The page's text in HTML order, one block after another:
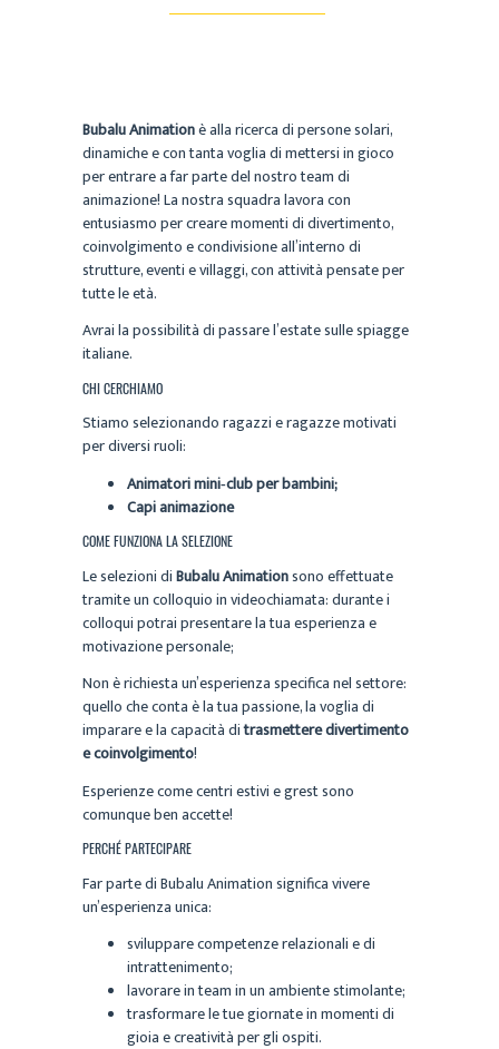
Bubalu Animationè alla ricerca di persone solari,
dinamiche e con tanta voglia di mettersi in gioco
per entrare a far parte del nostro team di
animazione! La nostra squadra lavora con
entusiasmo per creare momenti di divertimento,
coinvolgimento e condivisione all’interno di
strutture, eventi e villaggi, con attività pensate per
tutte le età.
Avrai la possibilità di passare l’estate sulle spiagge
italiane.
CHI CERCHIAMO
Stiamo selezionando ragazzi e ragazze motivati
per diversi ruoli:
Animatori mini‑club per bambini;
Capi animazione
COME FUNZIONA LA SELEZIONE
Le selezioni diBubalu Animationsono effettuate
tramite un colloquio in videochiamata: durante i
colloqui potrai presentare la tua esperienza e
motivazione personale;
Non è richiesta un’esperienza specifica nel settore:
quello che conta è la tua passione, la voglia di
imparare e la capacità ditrasmettere divertimento
e coinvolgimento!
Esperienze come centri estivi e grest sono
comunque ben accette!
PERCHÉ PARTECIPARE
Far parte di Bubalu Animation significa vivere
un’esperienza unica:
sviluppare competenze relazionali e di
intrattenimento;
lavorare in team in un ambiente stimolante;
trasformare le tue giornate in momenti di
gioia e creatività per gli ospiti.